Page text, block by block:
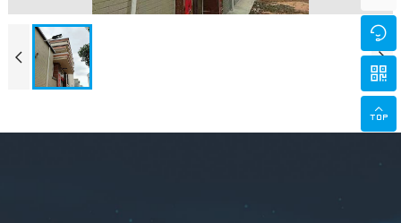
 


